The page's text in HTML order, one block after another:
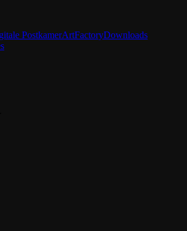
PostkamerArtFactoryDownloads